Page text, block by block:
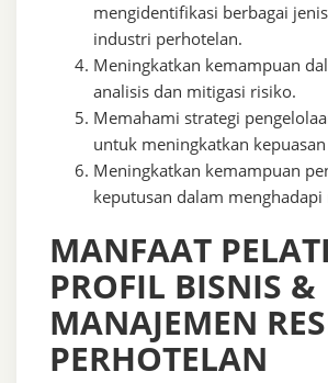
mengidentifikasi berbagai
industri perhotelan.
Meningkatkan kemampuan
analisis dan mitigasi risiko.
Memahami strategi
untuk meningkatkan
Meningkatkan kemampuan
keputusan dalam
MANFAAT
PROFIL BISNIS &
MANAJEMEN
PERHOTELAN